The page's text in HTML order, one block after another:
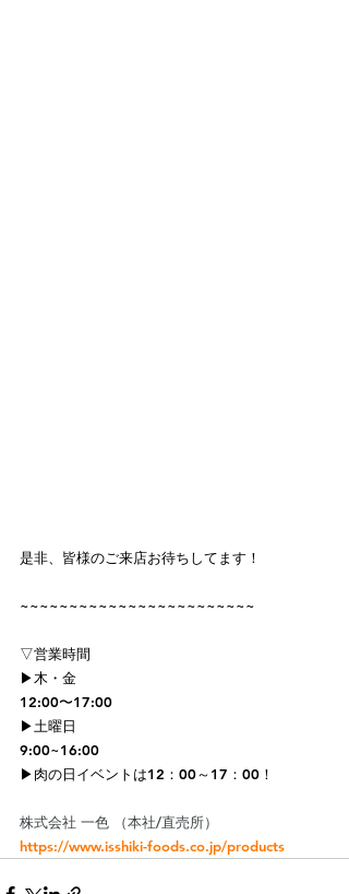
是非、皆様のご来店お待ちしてます！
~~~~~~~~~~~~~~~~~~~~~~~~
▽営業時間
▶︎木・金
12:00〜17:00
▶︎土曜日
9:00~16:00
▶︎肉の日イベントは12：00～17：00！
株式会社 一色 （本社/直売所）
https://www.isshiki-foods.co.jp/products